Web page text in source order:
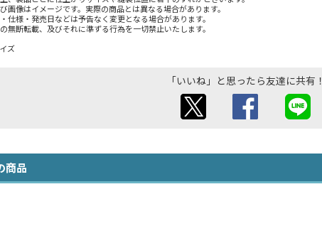
画像はイメージです。実際の商品とは異なる場合があります。
仕様・発売日などは予告なく変更となる場合があります。
無断転載、及びそれに準ずる行為を一切禁止いたします。
ズ
「いいね」と思ったら友達に共有！
商品